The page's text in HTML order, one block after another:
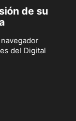
de su
del Digital